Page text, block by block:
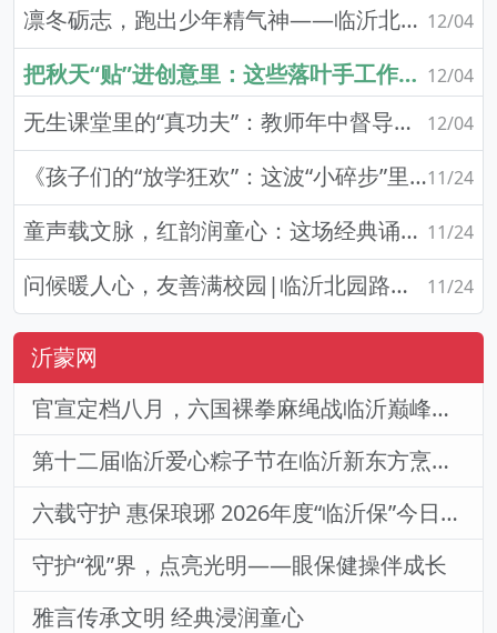
凛冬砺志，跑出少年精气神——临沂北园路小学东岳校区冬季跑操活动纪实 12/04
把秋天“贴”进创意里：这些落叶手工作品也太会了吧！ 12/04
无生课堂里的“真功夫”：教师年中督导的“静默赛场” 12/04
《孩子们的“放学狂欢”：这波“小碎步”里，藏着最甜的童年烟火气》11/24
童声载文脉，红韵润童心：这场经典诵读里藏着成长的底色 11/24
问候暖人心，友善满校园|临沂北园路小学第12周升旗仪式 11/24
沂蒙网
官宣定档八月，六国裸拳麻绳战临沂巅峰对决！2026铁拳武风·红韵临沂国际巅峰搏击赛新闻发布会举行
第十二届临沂爱心粽子节在临沂新东方烹饪学校圆满举办！
六载守护 惠保琅琊 2026年度“临沂保”今日上线
守护“视”界，点亮光明——眼保健操伴成长
雅言传承文明 经典浸润童心